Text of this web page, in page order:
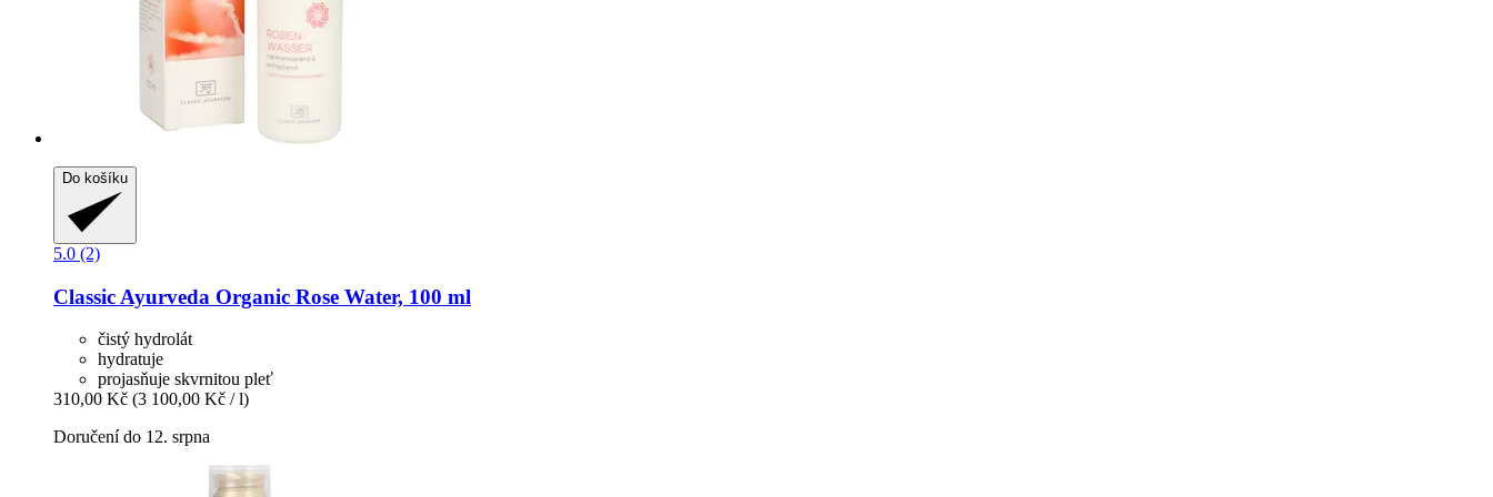
Do košíku
5.0 (2)
Classic Ayurveda Organic Rose Water, 100 ml
čistý hydrolát
hydratuje
projasňuje skvrnitou pleť
310,00 Kč (3 100,00 Kč / l)
Doručení do 12. srpna